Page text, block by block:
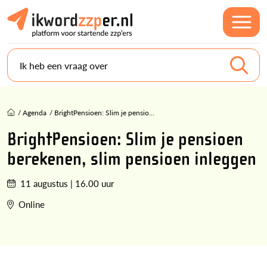
Ik heb een vraag over
/Agenda / BrightPensioen: Slim je pensio...
BrightPensioen: Slim je pensioen
berekenen, slim pensioen inleggen
11 augustus | 16.00 uur
Online